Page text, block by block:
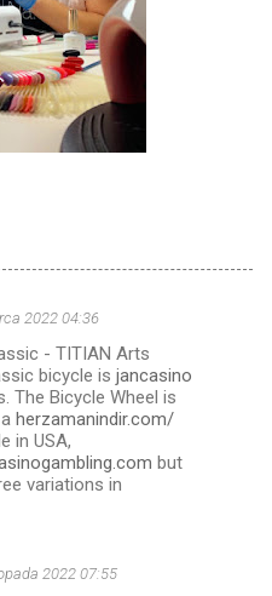
2022 04:36
- TITIAN Arts
bicycle is jancasino
The Bicycle Wheel is
a herzamanindir.com/
in USA,
but
variations in
2022 07:55